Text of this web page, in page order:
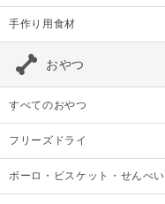
手作り用食材
おやつ
すべてのおやつ
フリーズドライ
ボーロ・ビスケット・せんべい